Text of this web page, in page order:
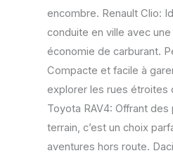
encombre. Renault Clio:
conduite en ville avec
économie de carburant.
Compacte et facile à
explorer les rues étroites
Toyota RAV4: Offrant
terrain, c’est un choix
aventures hors route.